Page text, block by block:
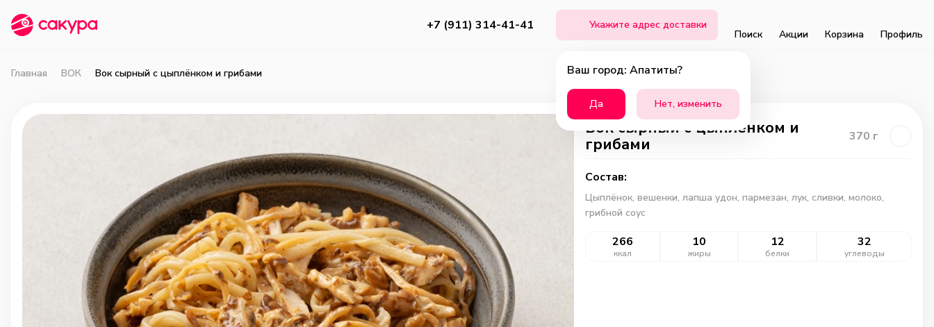
+7 (911) 314-41-41 Укажите адрес доставки
Ваш город: Апатиты?
Да Нет, изменить
Поиск Акции Корзина Профиль
Главная ВОК Вок сырный с цыплёнком и грибами
Вок сырный с цыплёнком и
грибами
370 г
Состав:
Цыплёнок, вешенки, лапша удон, пармезан, лук, сливки, молоко,
грибной соус
266
ккал
10
жиры
12
белки
32
углеводы